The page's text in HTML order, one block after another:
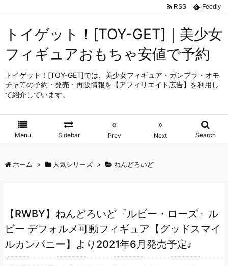
トイゲット！[TOY-GET]｜美少女
フィギュアおもちゃ安値で予約
トイゲット！[TOY-GET]では、美少女フィギュア・ガンプラ・オモ
チャ等の予約・発売・再販情報を【アフィリエイト広告】を利用し
て紹介しています。
Menu Sidebar
«
Prev
»
Next Search
RSS Feedly
ホーム > 人気シリーズ > ねんどろいど
【RWBY】ねんどろいど『ルビー・ローズ』ル
ビー デフォルメ可動フィギュア【グッドスマイ
ルカンパニー】より2021年6月発売予定♪